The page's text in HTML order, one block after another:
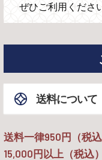
ぜひご利用くださ
送料について
送料一律950円（税込
15,000円以上（税込）